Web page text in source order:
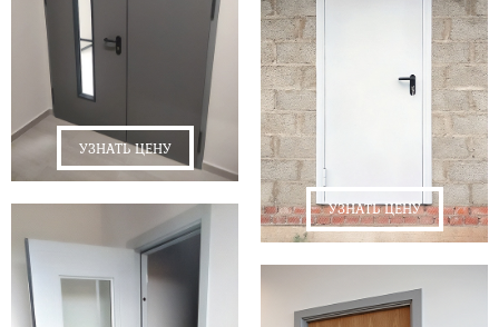
УЗНАТЬ ЦЕНУ
УЗНАТЬ ЦЕНУ